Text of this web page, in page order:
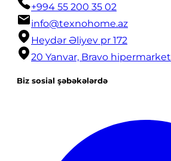
+994 55 200 35 02
info@texnohome.az
Heydər Əliyev pr 172
20 Yanvar, Bravo hipermarket
Biz sosial şəbəkələrdə